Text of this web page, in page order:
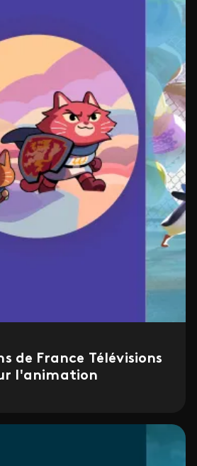
de France Télévisions
l'animation